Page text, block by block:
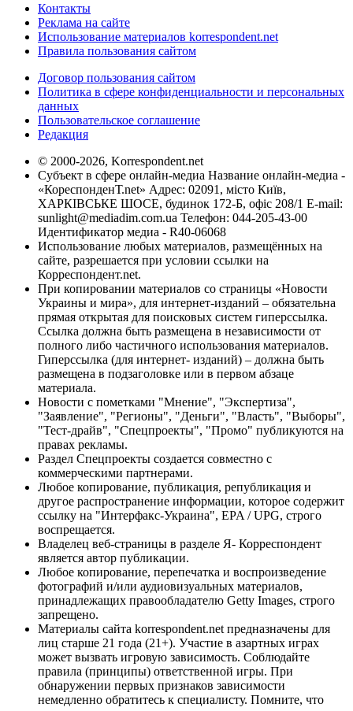
Контакты
Реклама на сайте
Использование материалов korrespondent.net
Правила пользования сайтом
Договор пользования сайтом
Политика в сфере конфиденциальности и персональных
данных
Пользовательское соглашение
Редакция
© 2000-2026, Korrespondent.net
Субъект в сфере онлайн-медиа Название онлайн-медиа -
«КореспонденТ.net» Адрес: 02091, місто Київ,
ХАРКІВСЬКЕ ШОСЕ, будинок 172-Б, офіс 208/1 E-mail:
sunlight@mediadim.com.ua Телефон: 044-205-43-00
Идентификатор медиа - R40-06068
Использование любых материалов, размещённых на
сайте, разрешается при условии ссылки на
Корреспондент.net.
При копировании материалов со страницы «Новости
Украины и мира», для интернет-изданий – обязательна
прямая открытая для поисковых систем гиперссылка.
Ссылка должна быть размещена в независимости от
полного либо частичного использования материалов.
Гиперссылка (для интернет- изданий) – должна быть
размещена в подзаголовке или в первом абзаце
материала.
Новости с пометками "Мнение", "Экспертиза",
"Заявление", "Регионы", "Деньги", "Власть", "Выборы",
"Тест-драйв", "Спецпроекты", "Промо" публикуются на
правах рекламы.
Раздел Спецпроекты создается совместно с
коммерческими партнерами.
Любое копирование, публикация, републикация и
другое распространение информации, которое содержит
ссылку на "Интерфакс-Украина", EPA / UPG, строго
воспрещается.
Владелец веб-страницы в разделе Я- Корреспондент
является автор публикации.
Любое копирование, перепечатка и воспроизведение
фотографий и/или аудиовизуальных материалов,
принадлежащих правообладателю Getty Images, строго
запрещено.
Материалы сайта korrespondent.net предназначены для
лиц старше 21 года (21+). Участие в азартных играх
может вызвать игровую зависимость. Соблюдайте
правила (принципы) ответственной игры. При
обнаружении первых признаков зависимости
немедленно обратитесь к специалисту. Помните, что